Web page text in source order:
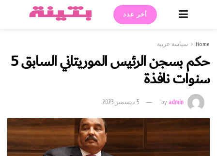
أخر عدد
Home سياسة عربية
حكم بسجن الرئيس الموريتاني السابق 5
سنوات نافذة
byadmin 5 ديسمبر 2023